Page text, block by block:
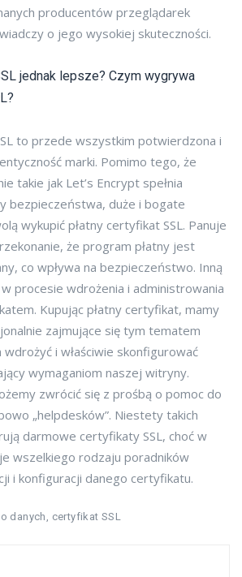
producentów przeglądarek
o jego wysokiej skuteczności.
jednak lepsze? Czym wygrywa
to przede wszystkim potwierdzona i
marki. Pomimo tego, że
takie jak Let’s Encrypt spełnia
bezpieczeństwa, duże i bogate
wykupić płatny certyfikat SSL. Panuje
że program płatny jest
co wpływa na bezpieczeństwo. Inną
procesie wdrożenia i administrowania
Kupując płatny certyfikat, mamy
zajmujące się tym tematem
i właściwie skonfigurować
wymaganiom naszej witryny.
zwrócić się z prośbą o pomoc do
„helpdesków”. Niestety takich
darmowe certyfikaty SSL, choć w
wszelkiego rodzaju poradników
i konfiguracji danego certyfikatu.
danych, certyfikat SSL